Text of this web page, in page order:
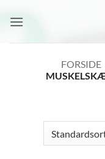
FORSIDE